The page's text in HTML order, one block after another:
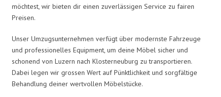
möchtest, wir bieten dir einen zuverlässigen Service zu fairen
Preisen.
Unser Umzugsunternehmen verfügt über modernste Fahrzeuge
und professionelles Equipment, um deine Möbel sicher und
schonend von Luzern nach Klosterneuburg zu transportieren.
Dabei legen wir grossen Wert auf Pünktlichkeit und sorgfältige
Behandlung deiner wertvollen Möbelstücke.